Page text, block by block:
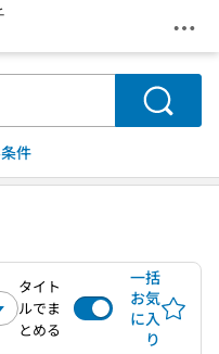
メ
検索
件
タイト
ルでま
とめる
一括
お気
に入
り